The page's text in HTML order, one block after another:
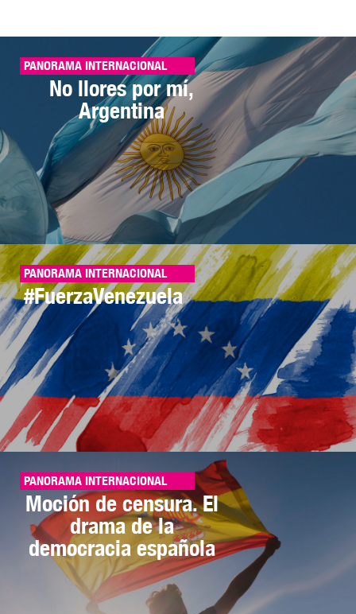
PANORAMA INTERNACIONAL
No llores por mí,
Argentina
PANORAMA INTERNACIONAL
#FuerzaVenezuela
PANORAMA INTERNACIONAL
Moción de censura. El
drama de la
democracia española